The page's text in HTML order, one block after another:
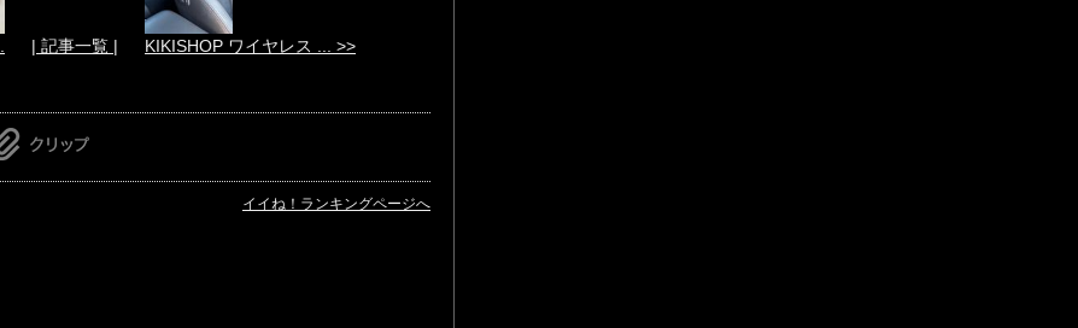
| 記事一覧 | KIKISHOP ワイヤレス ... >>
イイね！ランキングページへ